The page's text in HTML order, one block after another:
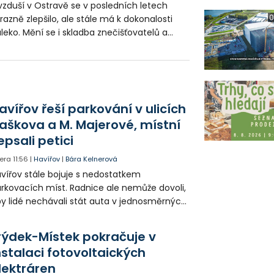
v Ostravě se v posledních letech
zlepšilo, ale stále má k dokonalosti
Mění se i skladba znečišťovatelů a
radnice. Po celém obvodu
řeší parkování v ulicích
a M. Majerové, místní
petici
11:56 |Havířov |Bára Kelnerová
stále bojuje s nedostatkem
míst. Radnice ale nemůže dovoli,
lidé nechávali stát auta v jednosměrných
někteří obyvatelé rozhodli sepsat petici.
Místek pokračuje v
fotovoltaických